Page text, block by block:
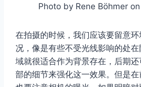
Photo by Rene Böhmer
在拍摄的时候，我们应该要留意
况，像是有些不受光线影响的处
域就很适合作为背景存在，后期
部的细节来强化这一效果。但是